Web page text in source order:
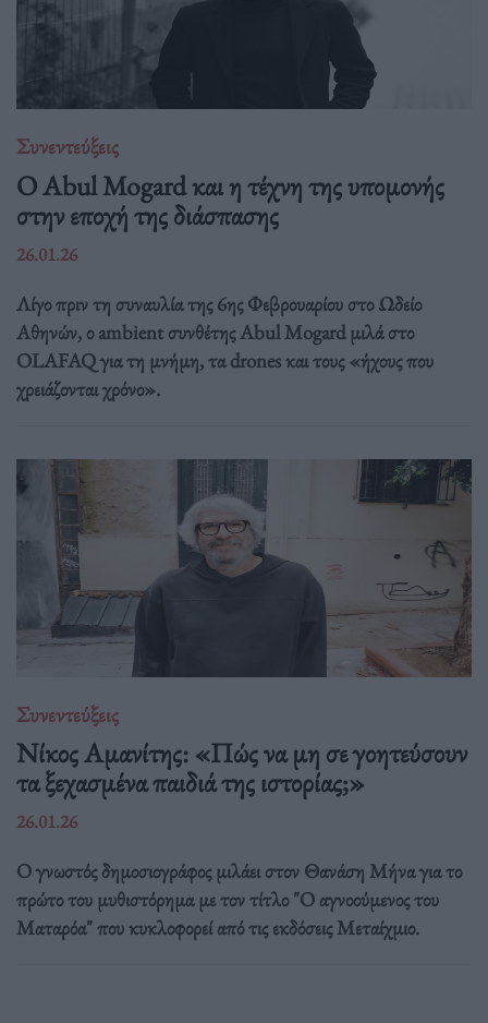
Συνεντεύξεις
Ο Abul Mogard και η τέχνη της υπομονής
στην εποχή της διάσπασης
26.01.26
Λίγο πριν τη συναυλία της 6ης Φεβρουαρίου στο Ωδείο
Αθηνών, ο ambient συνθέτης Abul Mogard μιλά στο
OLAFAQ για τη μνήμη, τα drones και τους «ήχους που
χρειάζονται χρόνο».
Συνεντεύξεις
Νίκος Αμανίτης: «Πώς να μη σε γοητεύσουν
τα ξεχασμένα παιδιά της ιστορίας;»
26.01.26
Ο γνωστός δημοσιογράφος μιλάει στον Θανάση Μήνα για το
πρώτο του μυθιστόρημα με τον τίτλο "Ο αγνοούμενος του
Ματαρόα" που κυκλοφορεί από τις εκδόσεις Μεταίχμιο.